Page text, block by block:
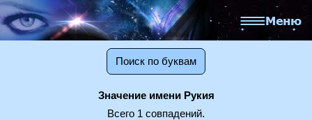
Поиск по буквам
Значение имени Рукия
Всего 1 совпадений.